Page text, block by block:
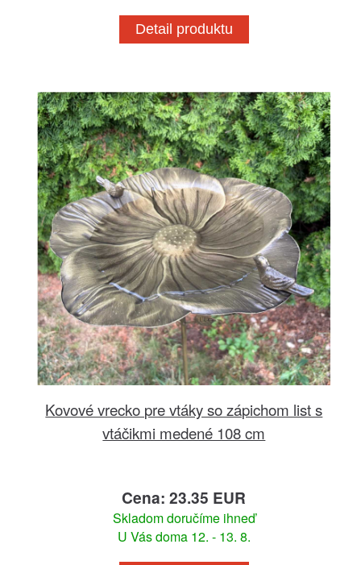
Detail produktu
Kovové vrecko pre vtáky so zápichom list s
vtáčikmi medené 108 cm
Cena: 23.35 EUR
Skladom doručíme ihneď
U Vás doma 12. - 13. 8.